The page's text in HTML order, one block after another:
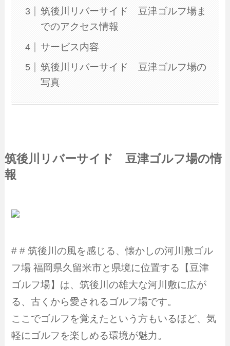
筑後川リバーサイド 豆津ゴルフ場ま
でのアクセス情報
サービス内容
筑後川リバーサイド 豆津ゴルフ場の
写真
筑後川リバーサイド 豆津ゴルフ場の情
報
# # 筑後川の風を感じる、懐かしの河川敷ゴル
フ場 福岡県久留米市と県境に位置する【豆津
ゴルフ場】は、筑後川の雄大な河川敷に広が
る、古くから愛されるゴルフ場です。
ここでゴルフを覚えたという方もいるほど、気
軽にゴルフを楽しめる環境が魅力。